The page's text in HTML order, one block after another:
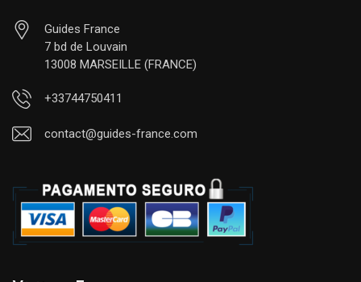
Guides France
7 bd de Louvain
13008 MARSEILLE (FRANCE)
+33744750411
contact@guides-france.com